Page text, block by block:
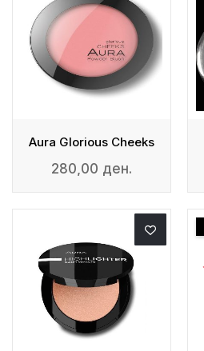
Aura Glorious Cheeks
280,00 ден.